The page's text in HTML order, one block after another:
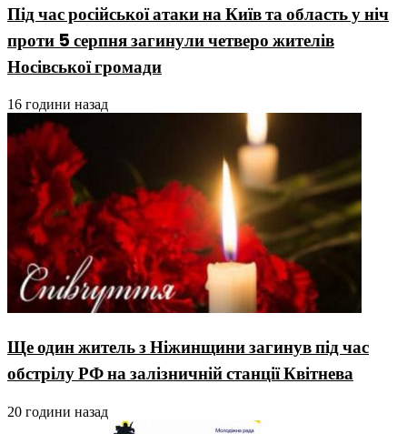
Під час російської атаки на Київ та область у ніч
проти 5 серпня загинули четверо жителів
Носівської громади
16 години назад
Ще один житель з Ніжинщини загинув під час
обстрілу РФ на залізничній станції Квітнева
20 години назад